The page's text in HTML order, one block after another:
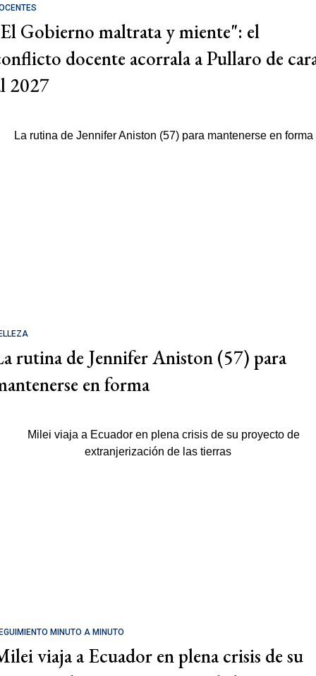
Gobierno maltrata y miente": el
docente acorrala a Pullaro de
2027
rutina de Jennifer Aniston (57) para
en forma
MINUTO A MINUTO
viaja a Ecuador en plena crisis de su